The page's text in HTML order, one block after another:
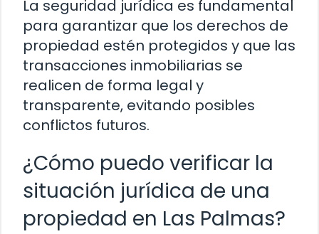
La seguridad jurídica es fundamental
para garantizar que los derechos de
propiedad estén protegidos y que las
transacciones inmobiliarias se
realicen de forma legal y
transparente, evitando posibles
conflictos futuros.
¿Cómo puedo verificar la
situación jurídica de una
propiedad en Las Palmas?